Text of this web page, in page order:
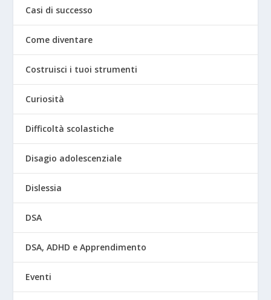
Casi di successo
Come diventare
Costruisci i tuoi strumenti
Curiosità
Difficoltà scolastiche
Disagio adolescenziale
Dislessia
DSA
DSA, ADHD e Apprendimento
Eventi